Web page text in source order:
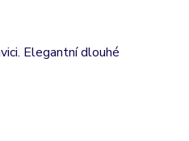
Elegantní dlouhé